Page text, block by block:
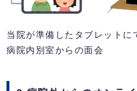
当院が準備したタブレットに
病院内別室からの面会